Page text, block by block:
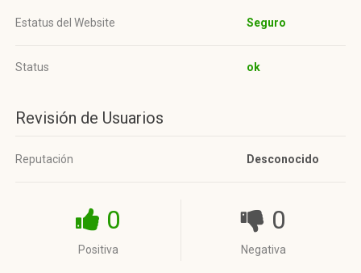
Estatus del Website Seguro
Status ok
Revisión de Usuarios
Reputación Desconocido
0
Positiva
0
Negativa